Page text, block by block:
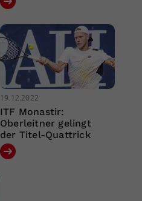
19.12.2022
ITF Monastir:
Oberleitner gelingt
der Titel-Quattrick